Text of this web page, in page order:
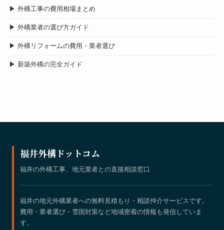
▶ 外構工事の費用相場まとめ
▶ 外構業者の選び方ガイド
▶ 外構リフォームの費用・業者選び
▶ 新築外構の完全ガイド
福井外構ドットコム
福井の外構工事、地元業者との直接相談窓口
福井の地元外構業者への無料見積もり・相談仲介サービスです。
費用・業者選び・雪国対策など地域密着の情報も発信していま
す。